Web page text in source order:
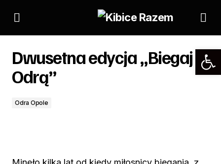
Dwusetna edycja „Biegaj z
Odrą”
Odra Opole